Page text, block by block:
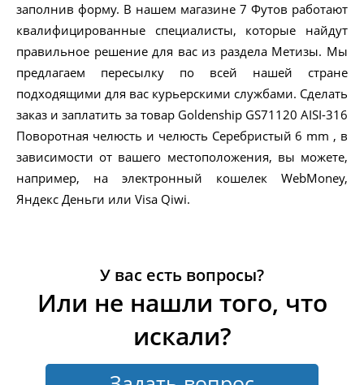
заполнив форму. В нашем магазине 7 Футов работают
квалифицированные специалисты, которые найдут
правильное решение для вас из раздела Метизы. Мы
предлагаем пересылку по всей нашей стране
подходящими для вас курьерскими службами. Сделать
заказ и заплатить за товар Goldenship GS71120 AISI-316
Поворотная челюсть и челюсть Серебристый 6 mm , в
зависимости от вашего местоположения, вы можете,
например, на электронный кошелек WebMoney,
Яндекс Деньги или Visa Qiwi.
У вас есть вопросы?
Или не нашли того, что
искали?